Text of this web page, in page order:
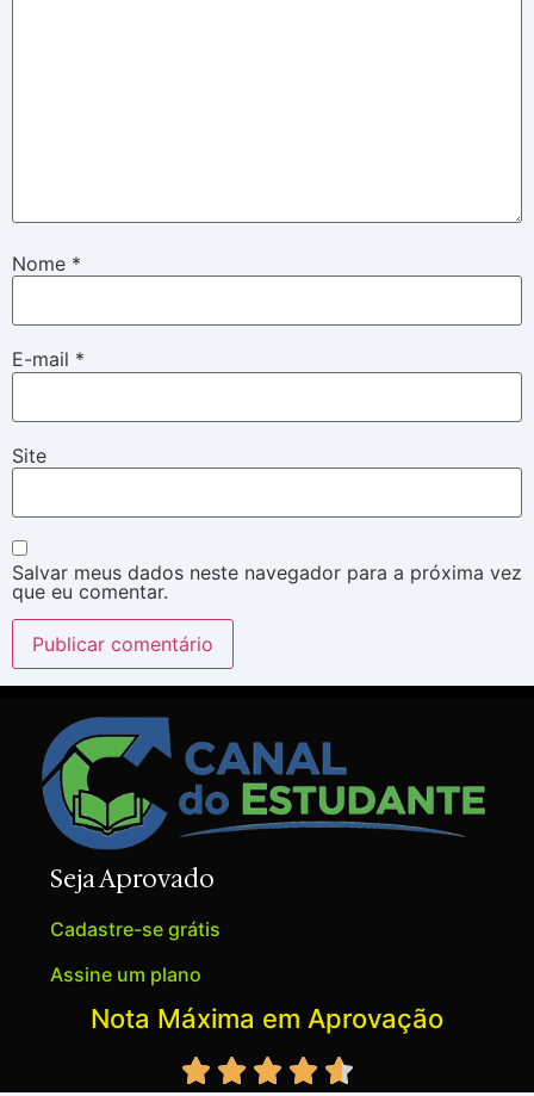
Nome *
E-mail *
Site
Salvar meus dados neste navegador para a próxima vez
que eu comentar.
Seja Aprovado
Cadastre-se grátis
Assine um plano
Nota Máxima em Aprovação